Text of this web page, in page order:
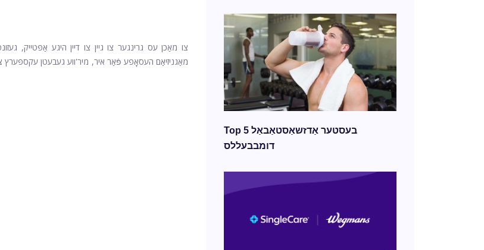
צו מאַכן עס גרינגער צו גיין צו דיין היגע אַפּטייק,
מאַגניזיאַם העסאָפע פֿאַר איר, מיר'ווע געבעטן עקספּערץ
Top 5 בעסטער אַדזשאַסטאַבאַל
דומבבעללס